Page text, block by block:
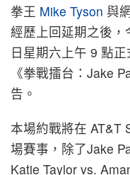
拳王 Mike Tyson 與
經歷上回延期之後
日星期六上午 9 點
《拳戰擂台：Jake
告。
本場約戰將在 AT&T
場賽事，除了Jake
Katie Taylor vs.